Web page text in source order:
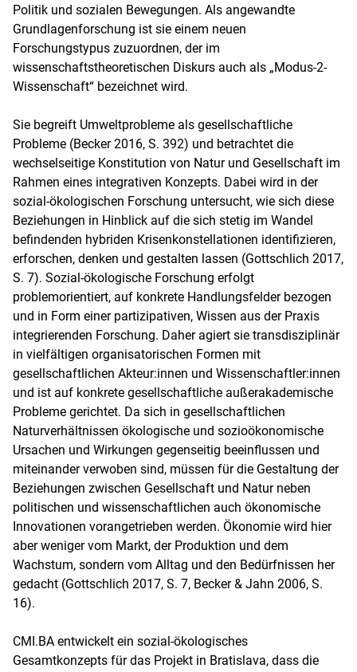
Politik und sozialen Bewegungen. Als angewandte
Grundlagenforschung ist sie einem neuen
Forschungstypus zuzuordnen, der im
wissenschaftstheoretischen Diskurs auch als „Modus-2-
Wissenschaft“ bezeichnet wird.
Sie begreift Umweltprobleme als gesellschaftliche
Probleme (Becker 2016, S. 392) und betrachtet die
wechselseitige Konstitution von Natur und Gesellschaft im
Rahmen eines integrativen Konzepts. Dabei wird in der
sozial-ökologischen Forschung untersucht, wie sich diese
Beziehungen in Hinblick auf die sich stetig im Wandel
befindenden hybriden Krisenkonstellationen identifizieren,
erforschen, denken und gestalten lassen (Gottschlich 2017,
S. 7). Sozial-ökologische Forschung erfolgt
problemorientiert, auf konkrete Handlungsfelder bezogen
und in Form einer partizipativen, Wissen aus der Praxis
integrierenden Forschung. Daher agiert sie transdisziplinär
in vielfältigen organisatorischen Formen mit
gesellschaftlichen Akteur:innen und Wissenschaftler:innen
und ist auf konkrete gesellschaftliche außerakademische
Probleme gerichtet. Da sich in gesellschaftlichen
Naturverhältnissen ökologische und sozioökonomische
Ursachen und Wirkungen gegenseitig beeinflussen und
miteinander verwoben sind, müssen für die Gestaltung der
Beziehungen zwischen Gesellschaft und Natur neben
politischen und wissenschaftlichen auch ökonomische
Innovationen vorangetrieben werden. Ökonomie wird hier
aber weniger vom Markt, der Produktion und dem
Wachstum, sondern vom Alltag und den Bedürfnissen her
gedacht (Gottschlich 2017, S. 7, Becker & Jahn 2006, S.
16).
CMI.BA entwickelt ein sozial-ökologisches
Gesamtkonzepts für das Projekt in Bratislava, dass die